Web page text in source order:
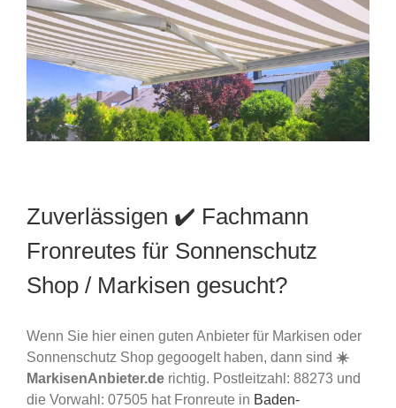
Zuverlässigen ✔️ Fachmann
Fronreutes für Sonnenschutz
Shop / Markisen gesucht?
Wenn Sie hier einen guten Anbieter für Markisen oder
Sonnenschutz Shop gegoogelt haben, dann sind ☀️
MarkisenAnbieter.de richtig. Postleitzahl: 88273 und
die Vorwahl: 07505 hat Fronreute in Baden-